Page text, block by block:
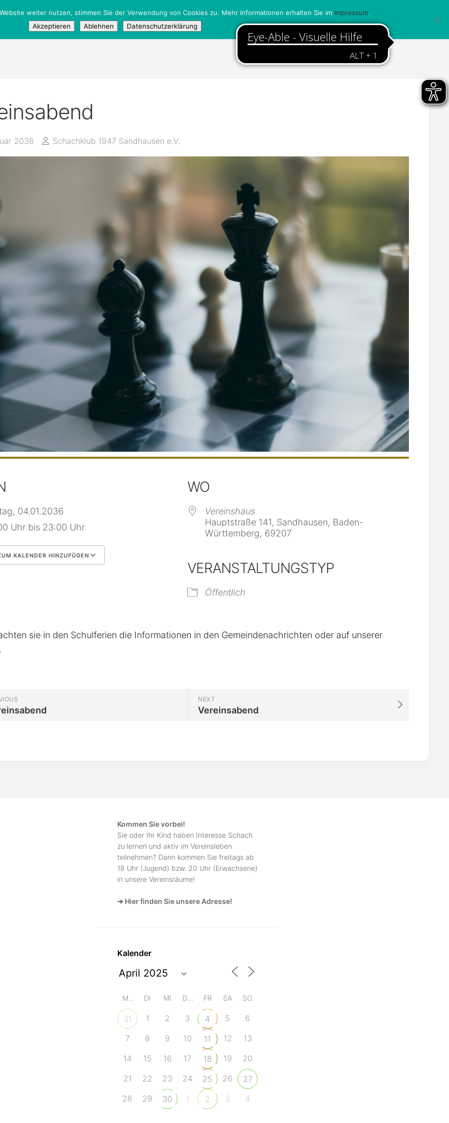
Jugendmeisterschaft
2036 Schachklub 1947 Sandhausen e.V.
04.01.2036
Uhr bis 23:00 Uhr
KALENDER HINZUFÜGEN
iCalendar
WO
Vereinshaus
Hauptstraße 141, Sandhausen, Baden-
Württemberg, 69207
VERANSTALTUNGSTYP
Öffentlich
sie in den Schulferien die Informationen in den Gemeindenachrichten oder auf unserer
NEXT
Vereinsabend
Kommen Sie vorbei!
Sie oder Ihr Kind haben Interesse Schach
zu lernen und aktiv im Vereinsleben
teilnehmen? Dann kommen Sie freitags ab
18 Uhr (Jugend) bzw. 20 Uhr (Erwachsene)
in unsere Vereinsräume!
➔ Hier finden Sie unsere Adresse!
Kalender
MO DI MI DO FR SA SO
31 1 2 3 4 5
6
7
8 9 10 11 12
13
14
15 16 17 18 19
20
21
22 23 24 25 26
27
28
29 30 1 2 3 4
weiter nutzen, stimmen Sie der Verwendung von Cookies zu. Mehr Informationen erhalten Sie im Impressum.
Akzeptieren
Ablehnen Datenschutzerklärung